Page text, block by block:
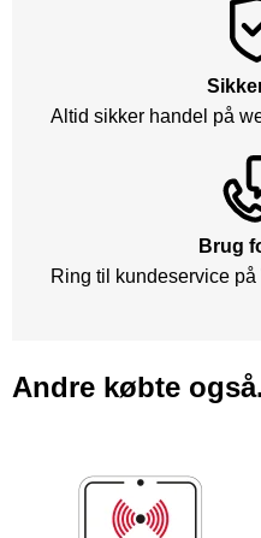
Altid sikker handel på
Brug
Ring til kundeservice på
Andre købte